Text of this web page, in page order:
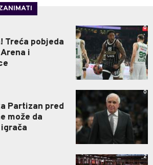
Treća pobjeda
i
0
Partizan pred
može da
0
2